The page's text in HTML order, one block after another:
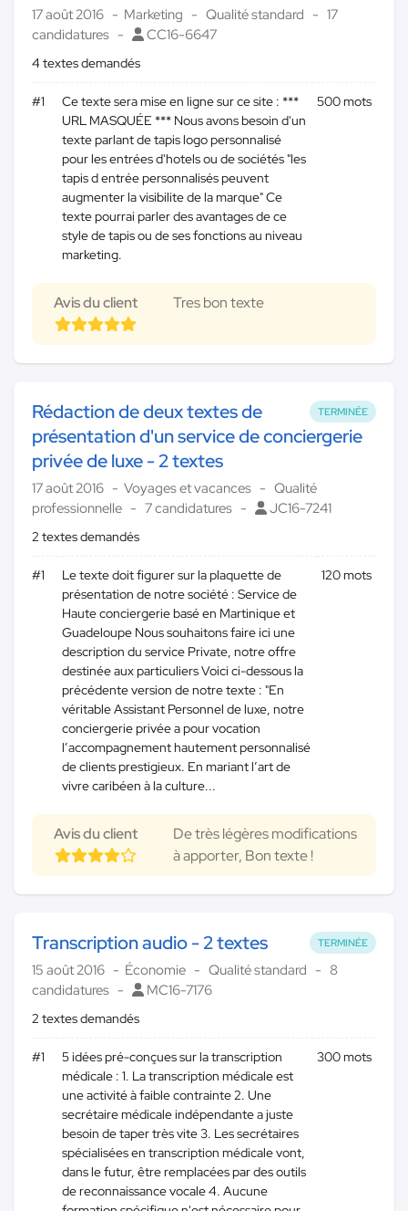
17 août 2016 Marketing Qualité standard
17
candidatures
CC16-6647
4 textes demandés
#1
Ce texte sera mise en ligne sur ce site : ***
URL MASQUÉE *** Nous avons besoin d'un
texte parlant de tapis logo personnalisé
pour les entrées d'hotels ou de sociétés "les
tapis d entrée personnalisés peuvent
augmenter la visibilite de la marque" Ce
texte pourrai parler des avantages de ce
style de tapis ou de ses fonctions au niveau
marketing.
500 mots
Avis du client Tres bon texte
TERMINÉE
Rédaction de deux textes de
présentation d'un service de conciergerie
privée de luxe - 2 textes
17 août 2016 Voyages et vacances
Qualité
professionnelle
7 candidatures JC16-7241
2 textes demandés
#1
Le texte doit figurer sur la plaquette de
présentation de notre société : Service de
Haute conciergerie basé en Martinique et
Guadeloupe Nous souhaitons faire ici une
description du service Private, notre offre
destinée aux particuliers Voici ci-dessous la
précédente version de notre texte : "En
véritable Assistant Personnel de luxe, notre
conciergerie privée a pour vocation
l’accompagnement hautement personnalisé
de clients prestigieux. En mariant l’art de
vivre caribéen à la culture...
120 mots
Avis du client
De très légères modifications
à apporter, Bon texte !
TERMINÉE
Transcription audio - 2 textes
15 août 2016 Économie Qualité standard
8
candidatures
MC16-7176
2 textes demandés
#1
5 idées pré-conçues sur la transcription
médicale : 1. La transcription médicale est
une activité à faible contrainte 2. Une
secrétaire médicale indépendante a juste
besoin de taper très vite 3. Les secrétaires
spécialisées en transcription médicale vont,
dans le futur, être remplacées par des outils
de reconnaissance vocale 4. Aucune
300 mots